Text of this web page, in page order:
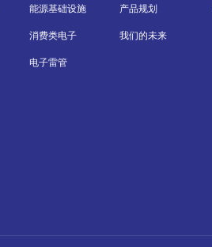
能源基础设施
消费类电子
电子雷管
产品规划
我们的未来